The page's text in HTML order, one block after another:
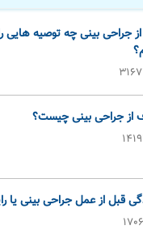
جراحی بینی چه توصیه هایی
از جراحی بینی چیست؟
قبل از عمل جراحی بینی یا